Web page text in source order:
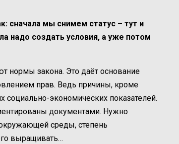
сначала мы снимем статус – тут и
надо создать условия, а уже потом
нормы закона. Это даёт основание
прав. Ведь причины, кроме
социально-экономических показателей.
документами. Нужно
окружающей среды, степень
выращивать…